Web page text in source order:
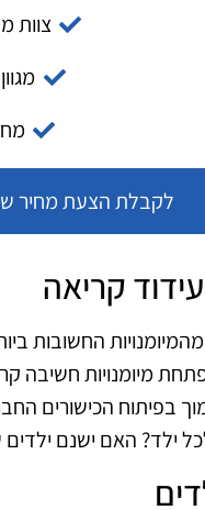
צוות
לקבלת הצעת מחיר
קריאה
החשובות
מיומנויות חשיבה
בפיתוח הכישורים
ילד? האם ישנם ילדים